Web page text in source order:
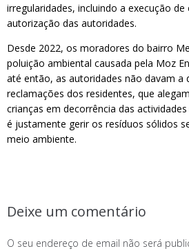
irregularidades, incluindo a execução
autorização das autoridades.
Desde 2022, os moradores do bairro
poluição ambiental causada pela Moz
até então, as autoridades não davam a
reclamações dos residentes, que
crianças em decorrência das
é justamente gerir os resíduos sólidos
meio ambiente.
Deixe um comentário
O seu endereço de email não será